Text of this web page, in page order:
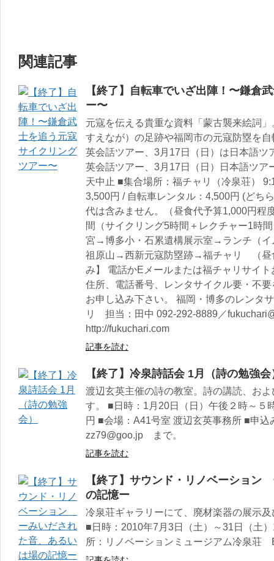
関連記事
【終了】自転車でいざ出陣！〜鎌倉
ー〜
元寇を伝える貴重な資料「蒙古襲来絵詞
すえなが）の足跡や福岡市の元寇防塁を
英会話ツアー、3月17日（日）は日本語
英会話ツアー、3月17日（日）日本語ツア
天中止 ■集合場所：福チャリ（冷泉荘）
3,500円 / 自転車レンタル：4,500円 (どち
代は含みません。（昼食代予算1,000円程
間（サイクリング5時間＋レクチャー1時
宮→博多小・石累遺構展示室→ランチ（
祖原山→西新元寇防塁跡→福チャリ （昼
み】 電話かEメールまたは福チャリサイ
住所、電話番号、レンタサイクル要・不
お申し込み下さい。 福岡・博多のレンタ
リ 担当：田中 092-292-8889／
http://fukuchari.com
記事を読む
【終了】冷泉詩話会 1月（詩の勉強会
渡辺玄英主催の詩の教室。詩の講読、お
す。 ■日時：1月20日（日）午後２時～５
円 ■会場：A41号室 渡辺玄英事務所 ■申
zz79@goo.jp まで。
記事を読む
【終了】サウンド・リノベーショ
の記憶ー
冷泉荘ギャラリーにて、廃材楽器の展示
■日時：2010年7月3日（土）～31日（土
所：リノベーションミュージアム冷泉